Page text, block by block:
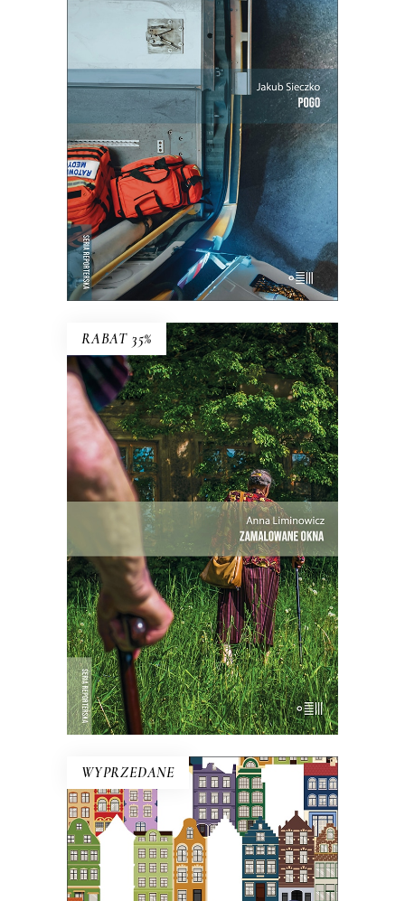
E-BOOK DO KOSZYKA
POGO
Ta praca to ciągłe szukanie równowagi
między paraliżującą niepewnością a
wyniszczającą rutyną.
39.00zł 25.35zł
KSIĄŻKA DO KOSZYKA
RABAT 35%
ZAMALOWANE OKNA
Mieli tu swoją małą wspólnotę – i dużą
nieufność wobec siebie.Premiera 25
maja
42.00zł 27.30zł
KSIĄŻKA DO KOSZYKA
WYPRZEDANE